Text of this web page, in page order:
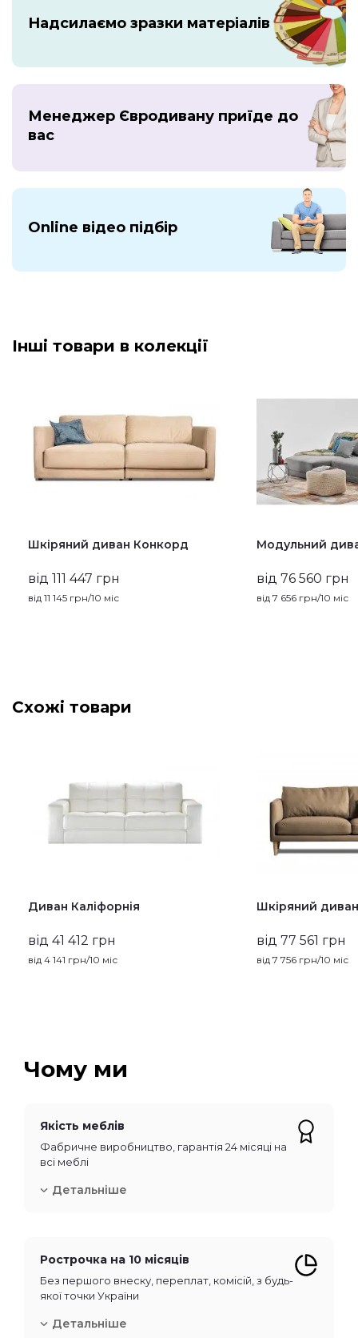
Надсилаємо зразки матеріалів
Менеджер Євродивану приїде до
вас
Online відео підбір
Інші товари в колекції
Шкіряний диван Конкорд
від 111 447 грн
від 11 145 грн/10 міс
Модульний
від 76 560 грн
від 7 656 грн/10 міс
Схожі товари
Диван Каліфорнія
від 41 412 грн
від 4 141 грн/10 міс
Шкіряний
від 77 561 грн
від 7 756 грн/10 міс
Чому ми
Якість меблів
Фабричне виробництво, гарантія 24 місяці на
всі меблі
Детальніше
Рострочка на 10 місяців
Без першого внеску, переплат, комісій, з будь-
якої точки України
Детальніше